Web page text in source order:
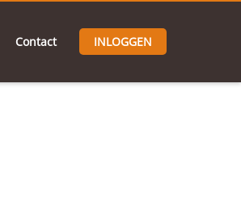
Contact INLOGGEN